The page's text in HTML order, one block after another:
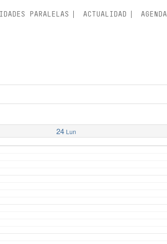
PARALELAS ACTUALIDAD AGENDA
24 Lun